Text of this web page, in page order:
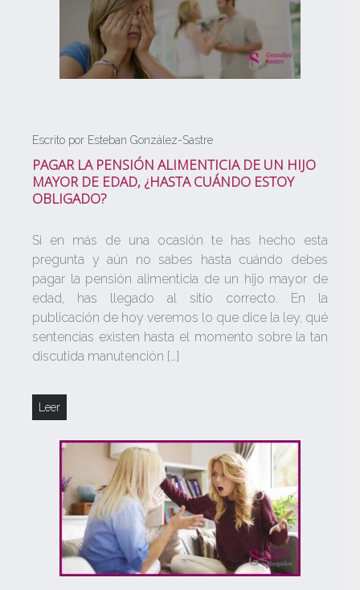
Escrito por Esteban González-Sastre
PAGAR LA PENSIÓN ALIMENTICIA DE UN HIJO
MAYOR DE EDAD, ¿HASTA CUÁNDO ESTOY
OBLIGADO?
Si en más de una ocasión te has hecho esta
pregunta y aún no sabes hasta cuándo debes
pagar la pensión alimenticia de un hijo mayor de
edad, has llegado al sitio correcto. En la
publicación de hoy veremos lo que dice la ley, qué
sentencias existen hasta el momento sobre la tan
discutida manutención […]
Leer